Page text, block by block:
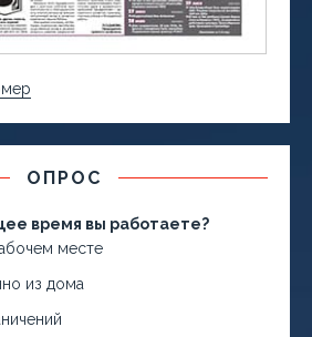
ОПРОС
время вы работаете?
месте
из дома